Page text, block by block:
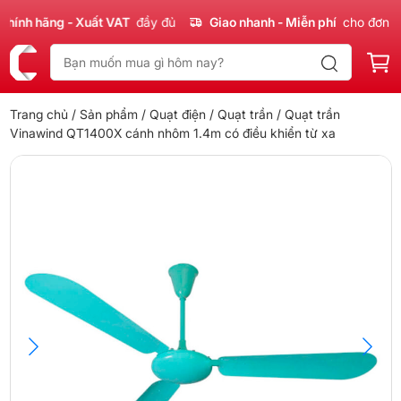
hãng - Xuất VAT đầy đủ Giao nhanh - Miễn phí cho đơn
Trang chủ / Sản phẩm / Quạt điện / Quạt trần / Quạt trần
Vinawind QT1400X cánh nhôm 1.4m có điều khiển từ xa